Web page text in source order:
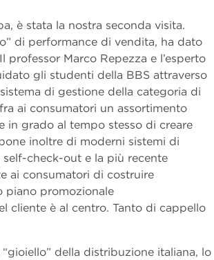
è stata la nostra seconda visita.
di performance di vendita, ha dato
Marco Repezza e l’esperto
gli studenti della BBS attraverso
di gestione della categoria di
ai consumatori un assortimento
in grado al tempo stesso di creare
inoltre di moderni sistemi di
check-out e la più recente
ai consumatori di costruire
piano promozionale
cliente è al centro. Tanto di cappello
della distribuzione italiana, lo